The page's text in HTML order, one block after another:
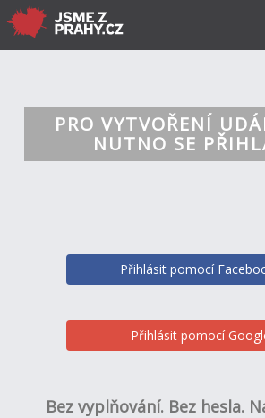
PRO VYTVOŘENÍ
NUTNO SE
Přihlásit pomocí
Přihlásit pomocí
Bez vyplňování. Bez hesla.